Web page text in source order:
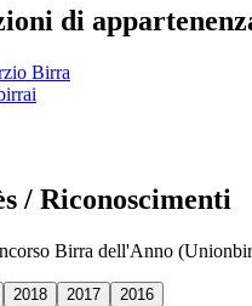
di
Birra
/ Riconoscimenti
Birra dell'Anno
2018 2017 2016